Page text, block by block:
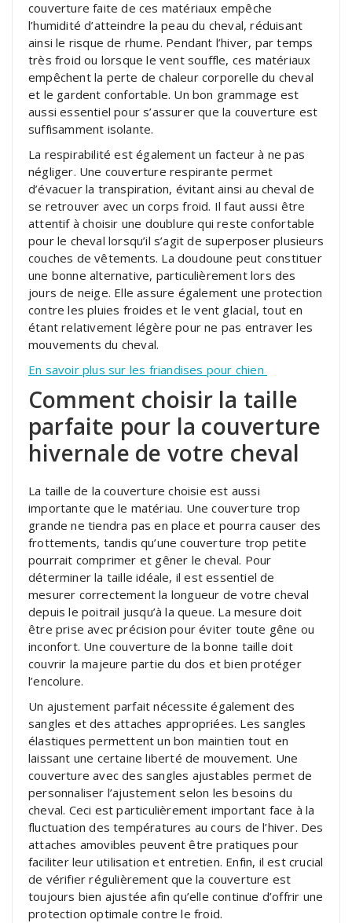
couverture faite de ces matériaux empêche
l’humidité d’atteindre la peau du cheval, réduisant
ainsi le risque de rhume. Pendant l’hiver, par temps
très froid ou lorsque le vent souffle, ces matériaux
empêchent la perte de chaleur corporelle du cheval
et le gardent confortable. Un bon grammage est
aussi essentiel pour s’assurer que la couverture est
suffisamment isolante.
La respirabilité est également un facteur à ne pas
négliger. Une couverture respirante permet
d’évacuer la transpiration, évitant ainsi au cheval de
se retrouver avec un corps froid. Il faut aussi être
attentif à choisir une doublure qui reste confortable
pour le cheval lorsqu’il s’agit de superposer plusieurs
couches de vêtements. La doudoune peut constituer
une bonne alternative, particulièrement lors des
jours de neige. Elle assure également une protection
contre les pluies froides et le vent glacial, tout en
étant relativement légère pour ne pas entraver les
mouvements du cheval.
En savoir plus sur les friandises pour chien
Comment choisir la taille
parfaite pour la couverture
hivernale de votre cheval
La taille de la couverture choisie est aussi
importante que le matériau. Une couverture trop
grande ne tiendra pas en place et pourra causer des
frottements, tandis qu’une couverture trop petite
pourrait comprimer et gêner le cheval. Pour
déterminer la taille idéale, il est essentiel de
mesurer correctement la longueur de votre cheval
depuis le poitrail jusqu’à la queue. La mesure doit
être prise avec précision pour éviter toute gêne ou
inconfort. Une couverture de la bonne taille doit
couvrir la majeure partie du dos et bien protéger
l’encolure.
Un ajustement parfait nécessite également des
sangles et des attaches appropriées. Les sangles
élastiques permettent un bon maintien tout en
laissant une certaine liberté de mouvement. Une
couverture avec des sangles ajustables permet de
personnaliser l’ajustement selon les besoins du
cheval. Ceci est particulièrement important face à la
fluctuation des températures au cours de l’hiver. Des
attaches amovibles peuvent être pratiques pour
faciliter leur utilisation et entretien. Enfin, il est crucial
de vérifier régulièrement que la couverture est
toujours bien ajustée afin qu’elle continue d’offrir une
protection optimale contre le froid.